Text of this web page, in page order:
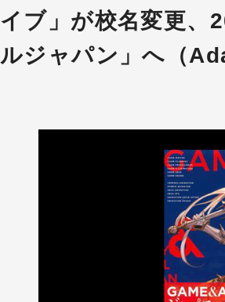
イブ」が校名変更、
ルジャパン」へ（